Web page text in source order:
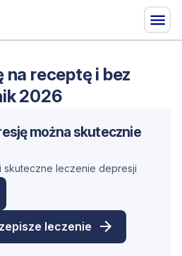
na receptę i bez
2026
można skutecznie
skuteczne leczenie depresji
leczenie